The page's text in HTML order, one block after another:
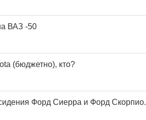
ВАЗ -50
(бюджетно), кто?
Форд Сиерра и Форд Скорпио.